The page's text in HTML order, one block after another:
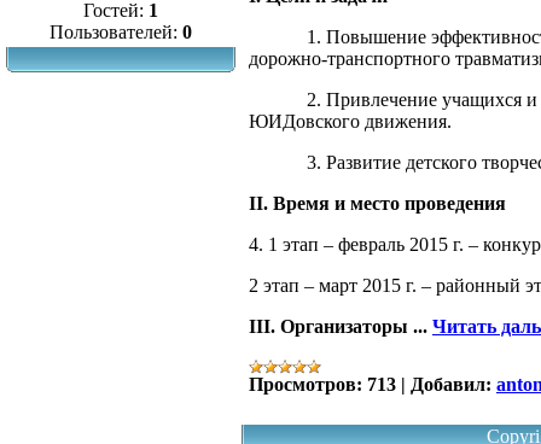
Гостей: 1
Пользователей: 0
1. Повышение эффективности
дорожно-транспортного
2. Привлечение учащихся и
ЮИДовского движения.
3. Развитие детского
II. Время и место проведения
4. 1 этап – февраль 2015 г. –
2 этап – март 2015 г. – районный
III. Организаторы ... Читать
Просмотров: 713 | Добавил: